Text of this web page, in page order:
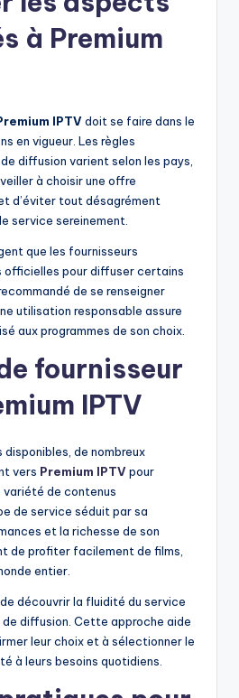
à Premium
IPTVdoit se faire dans le
en vigueur. Les règles
diffusion varient selon les pays,
à choisir une offre
d’éviter tout désagrément
service sereinement.
que les fournisseurs
officielles pour diffuser certains
de se renseigner
utilisation responsable assure
aux programmes de son choix.
fournisseur
IPTV
de nombreux
vers Premium IPTVpour
variété de contenus
de service séduit par sa
et la richesse de son
de profiter facilement de films,
entier.
découvrir la fluidité du service
de diffusion. Cette approche aide
leur choix et à sélectionner le
à leurs besoins quotidiens.